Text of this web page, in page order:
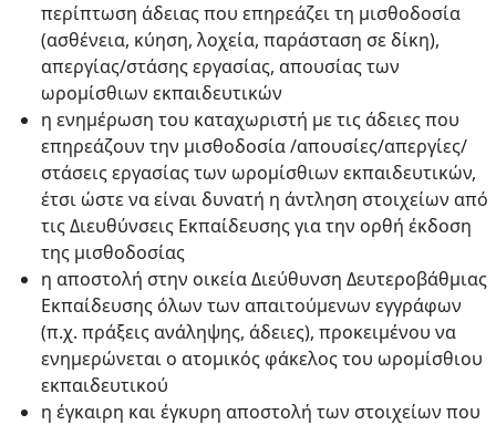
περίπτωση άδειας που επηρεάζει τη μισθοδοσία
(ασθένεια, κύηση, λοχεία, παράσταση σε δίκη),
απεργίας/στάσης εργασίας, απουσίας των
ωρομίσθιων εκπαιδευτικών
η ενημέρωση του καταχωριστή με τις άδειες που
επηρεάζουν την μισθοδοσία /απουσίες/απεργίες/
στάσεις εργασίας των ωρομίσθιων εκπαιδευτικών,
έτσι ώστε να είναι δυνατή η άντληση στοιχείων από
τις Διευθύνσεις Εκπαίδευσης για την ορθή έκδοση
της μισθοδοσίας
η αποστολή στην οικεία Διεύθυνση Δευτεροβάθμιας
Εκπαίδευσης όλων των απαιτούμενων εγγράφων
(π.χ. πράξεις ανάληψης, άδειες), προκειμένου να
ενημερώνεται ο ατομικός φάκελος του ωρομίσθιου
εκπαιδευτικού
η έγκαιρη και έγκυρη αποστολή των στοιχείων που